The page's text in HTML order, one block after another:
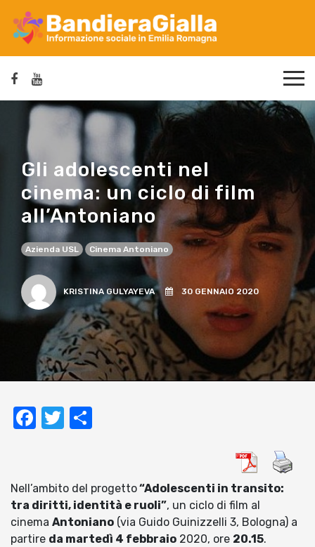
Gli adolescenti nel
cinema: un ciclo di film
all’Antoniano
Azienda USL Cinema Antoniano
KRISTINA GULYAYEVA 30 GENNAIO 2020
Facebook
Twitter
Nell’ambito del progetto“Adolescenti in transito:
tra diritti, identità e ruoli”, un ciclo di film al
cinema Antoniano (via Guido Guinizzelli 3, Bologna) a
partire da martedì 4 febbraio 2020, ore 20.15.